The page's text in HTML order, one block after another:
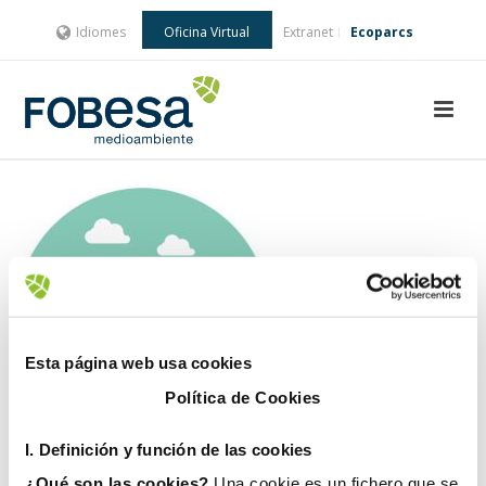
Esta página web usa cookies
Política de Cookies
I. Definición y función de las cookies
Idiomes Oficina Virtual Extranet Ecoparcs